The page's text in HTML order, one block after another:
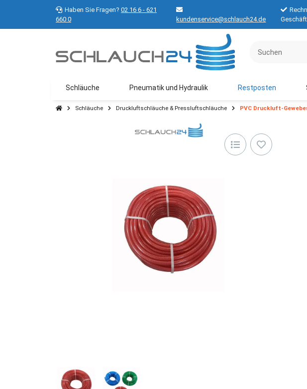
Haben Sie Fragen? 02 16 6 - 621
660 0
kundenservice@schlauch24.de
Schläuche Pneumatik und Hydraulik Restposten
Schläuche Druckluftschläuche & Pressluftschläuche PVC Druckluft-